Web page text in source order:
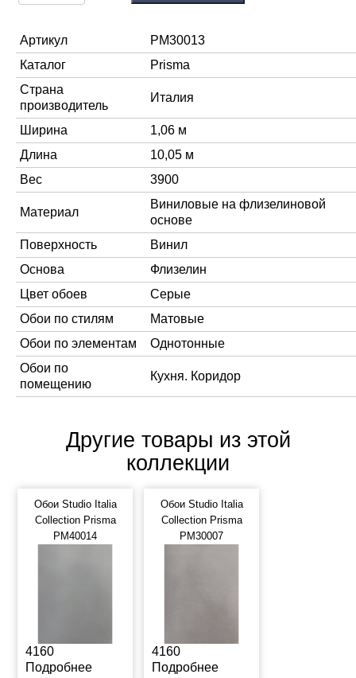
Артикул
PM30013
Каталог
Prisma
Страна
производитель
Италия
Ширина
1,06 м
Длина
10,05 м
Вес
3900
Материал
Виниловые на флизелиновой
основе
Поверхность
Винил
Основа
Флизелин
Цвет обоев
Серые
Обои по стилям
Матовые
Обои по элементам
Однотонные
Обои по
помещению
Кухня. Коридор
Другие товары из этой
коллекции
Обои Studio Italia
Collection Prisma
PM40014
4160
Подробнее
Обои Studio Italia
Collection Prisma
PM30007
4160
Подробнее